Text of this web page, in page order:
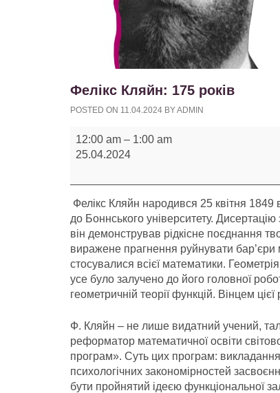
Фелікс Кляйн: 175 років
POSTED ON 11.04.2024 BYADMIN
Фелікс
Кляйн:
12:00 am – 1:00 am
25.04.2024
Фелікс Кляйн народився 25 квітня 1849
до Боннського університету. Дисертацію
він демонстрував рідкісне поєднання
виражене прагнення руйнувати
стосувалися всієї математики.
усе було залучено до його головної
геометричній теорії функцій. Вінцем
Ф. Кляйн – не лише видатний учений,
реформатор математичної освіти
програм». Суть цих програм:
психологічних закономірностей
бути пройнятий ідеєю функціональної